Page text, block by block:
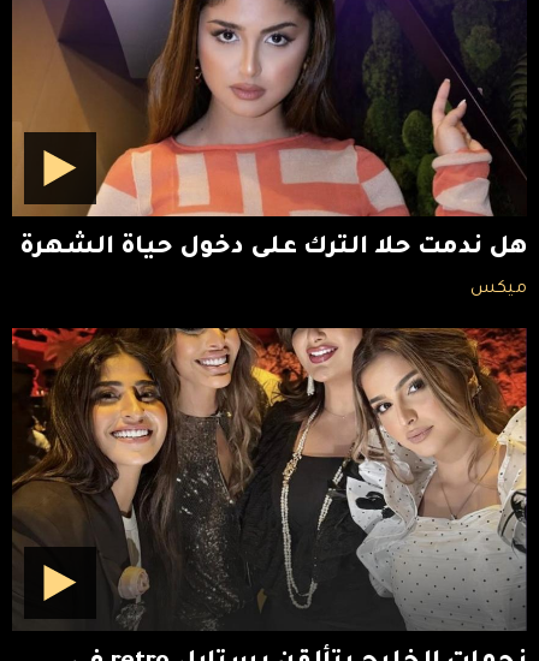
هل ندمت حلا الترك على دخول حياة الشهرة
ميكس